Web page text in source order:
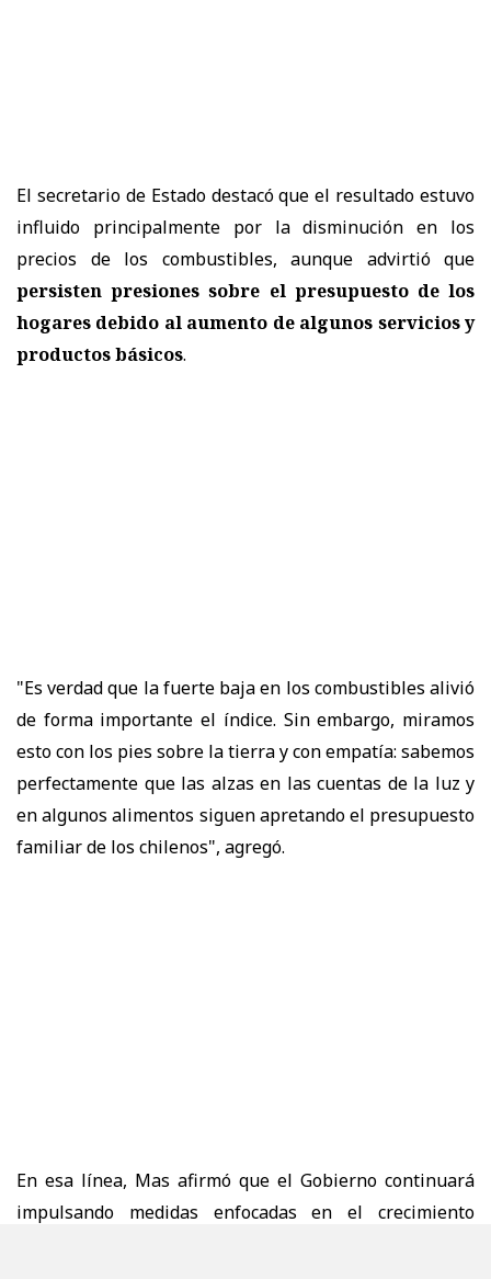
El secretario de Estado destacó que el resultado estuvo
influido principalmente por la disminución en los
precios de los combustibles, aunque advirtió que
persisten presiones sobre el presupuesto de los
hogares debido al aumento de algunos servicios y
productos básicos.
"Es verdad que la fuerte baja en los combustibles alivió
de forma importante el índice. Sin embargo, miramos
esto con los pies sobre la tierra y con empatía: sabemos
perfectamente que las alzas en las cuentas de la luz y
en algunos alimentos siguen apretando el presupuesto
familiar de los chilenos", agregó.
En esa línea, Mas afirmó que el Gobierno continuará
impulsando medidas enfocadas en el crecimiento